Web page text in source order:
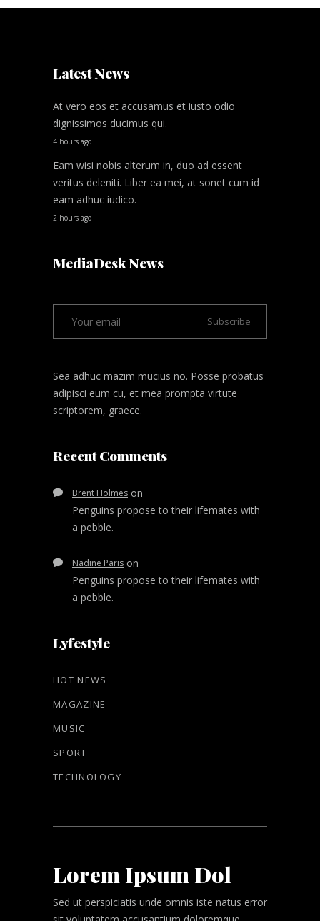
Latest News
At vero eos et accusamus et iusto odio
dignissimos ducimus qui.
4 hours ago
Eam wisi nobis alterum in, duo ad essent
veritus deleniti. Liber ea mei, at sonet cum id
eam adhuc iudico.
2 hours ago
MediaDesk News
Sea adhuc mazim mucius no. Posse probatus
adipisci eum cu, et mea prompta virtute
scriptorem, graece.
Recent Comments
Brent Holmes on
Penguins propose to their lifemates with
a pebble.
Nadine Paris on
Penguins propose to their lifemates with
a pebble.
Lyfestyle
HOT NEWS
MAGAZINE
MUSIC
SPORT
TECHNOLOGY
Lorem Ipsum Dol
Sed ut perspiciatis unde omnis iste natus error